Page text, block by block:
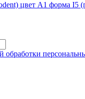
цвет A1 форма I5
обработки